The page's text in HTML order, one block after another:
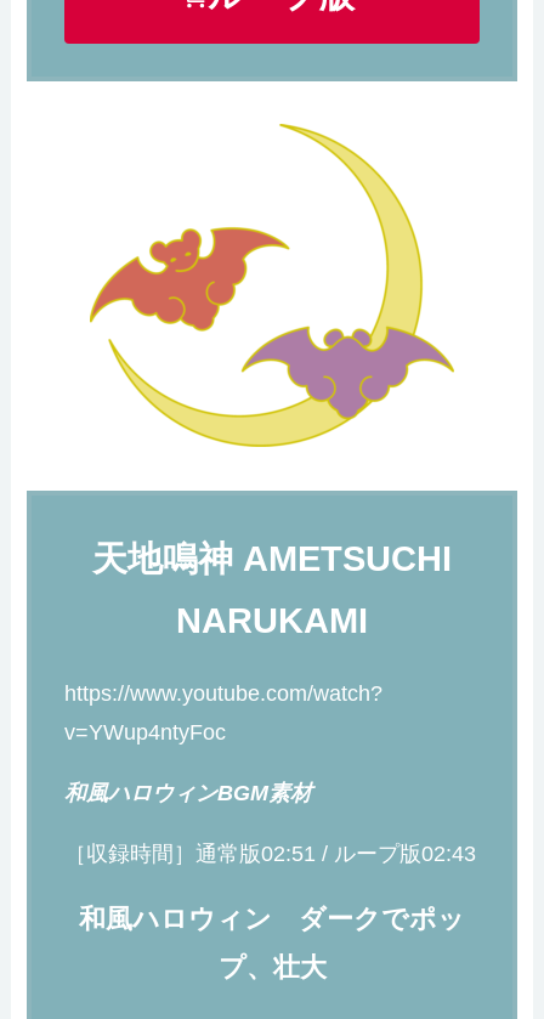
天地鳴神 AMETSUCHI
NARUKAMI
https://www.youtube.com/watch?
v=YWup4ntyFoc
和風ハロウィンBGM素材
［収録時間］通常版02:51 / ループ版02:43
和風ハロウィン ダークでポッ
プ、壮大